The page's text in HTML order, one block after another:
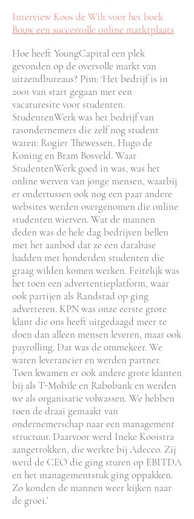
Interview Koos de Wilt voor het boek
Bouw een succesvolle online marktplaats
Hoe heeft YoungCapital een plek
gevonden op de overvolle markt van
uitzendbureaus? Pim: ‘Het bedrijf is in
2001 van start gegaan met een
vacaturesite voor studenten.
StudentenWerk was het bedrijf van
rasondernemers die zelf nog student
waren: Rogier Thewessen, Hugo de
Koning en Bram Bosveld. Waar
StudentenWerk goed in was, was het
online werven van jonge mensen, waarbij
er ondertussen ook nog een paar andere
websites werden overgenomen die online
studenten wierven. Wat de mannen
deden was de hele dag bedrijven bellen
met het aanbod dat ze een database
hadden met honderden studenten die
graag wilden komen werken. Feitelijk was
het toen een advertentieplatform, waar
ook partijen als Randstad op ging
adverteren. KPN was onze eerste grote
klant die ons heeft uitgedaagd meer te
doen dan alleen mensen leveren, maar ook
payrolling. Dat was de ommekeer. We
waren leverancier en werden partner.
Toen kwamen er ook andere grote klanten
bij als T-Mobile en Rabobank en werden
we als organisatie volwassen. We hebben
toen de draai gemaakt van
ondernemerschap naar een management
structuur. Daarvoor werd Ineke Kooistra
aangetrokken, die werkte bij Adecco. Zij
werd de CEO die ging sturen op EBITDA
en het managementstuk ging oppakken.
Zo konden de mannen weer kijken naar
de groei.’